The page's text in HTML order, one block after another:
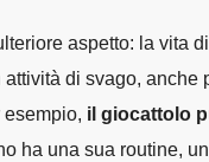
aspetto: la vita
di svago, anche
il giocattolo
ha una sua routine,